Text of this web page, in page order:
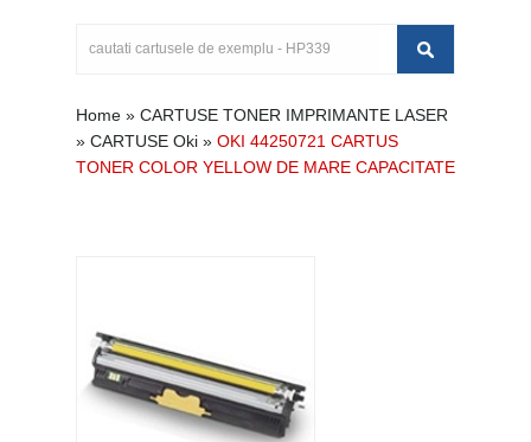
Home » CARTUSE TONER IMPRIMANTE LASER
» CARTUSE Oki » OKI 44250721 CARTUS
TONER COLOR YELLOW DE MARE CAPACITATE